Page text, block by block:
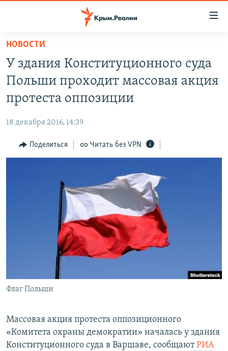
Вернуться
основному
содержанию
главной
навигации
Вернутся
СПЕЦПРОЕКТЫ
11 ЛЕТ ОККУПАЦИИ КРЫМА. 11 ИСТОРИЙ СОПРОТИВЛЕНИЯ
ЕЩЕ
ИНТЕРАКТИВ
ТЕЛЕПРОЕКТ КРЫМ.РЕАЛИИ
СОВЕТЫ ПРАВОЗАЩИТНИКОВ
ПРОПАВШИЕ БЕЗ ВЕСТИ
ПОБЕДИТЕЛЕЙ НЕ СУДЯТ?
КРЫМ.НЕПОКОРЕННЫЙ
УКРАИНСКАЯ ПРОБЛЕМА КРЫМА
РАДІО СВОБОДА
ПРИСОЕДИНЯЙТЕСЬ!
НОВОСТИ
У здания Конституционного суда
Польши проходит массовая акция
протеста оппозиции
18 декабря 2016, 14:39
Поделиться Читать без VPN
Флаг Польши
Массовая акция протеста оппозиционного
«Комитета охраны демократии» началась у здания
Конституционного суда в Варшаве, сообщаютРИА